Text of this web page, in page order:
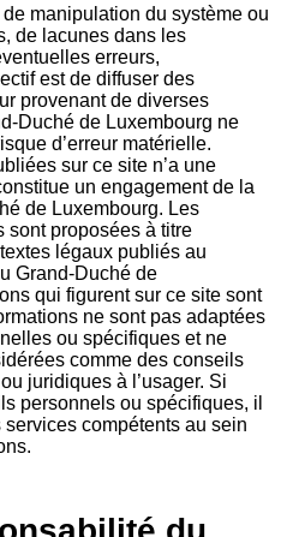
manipulation du système ou
de lacunes dans les
erreurs,
est de diffuser des
provenant de diverses
Duché de Luxembourg ne
d’erreur matérielle.
sur ce site n’a une
un engagement de la
de Luxembourg. Les
sont proposées à titre
légaux publiés au
Grand-Duché de
qui figurent sur ce site sont
ne sont pas adaptées
ou spécifiques et ne
comme des conseils
juridiques à l’usager. Si
personnels ou spécifiques, il
compétents au sein